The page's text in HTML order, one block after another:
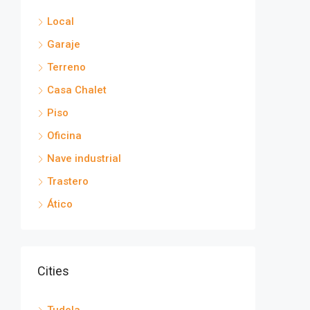
Local
Garaje
Terreno
Casa Chalet
Piso
Oficina
Nave industrial
Trastero
Ático
Cities